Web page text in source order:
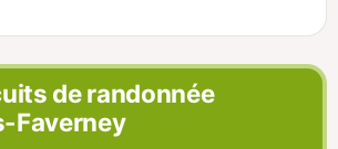
de randonnée
Faverney